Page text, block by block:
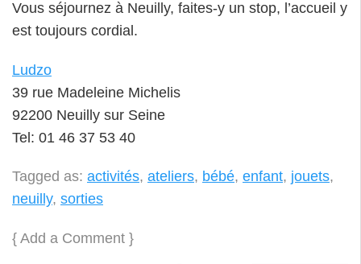
Vous séjournez à Neuilly, faites-y un stop, l’accueil y
est toujours cordial.
Ludzo
39 rue Madeleine Michelis
92200 Neuilly sur Seine
Tel: 01 46 37 53 40
Tagged as: activités, ateliers, bébé, enfant, jouets,
neuilly, sorties
{ Add a Comment }